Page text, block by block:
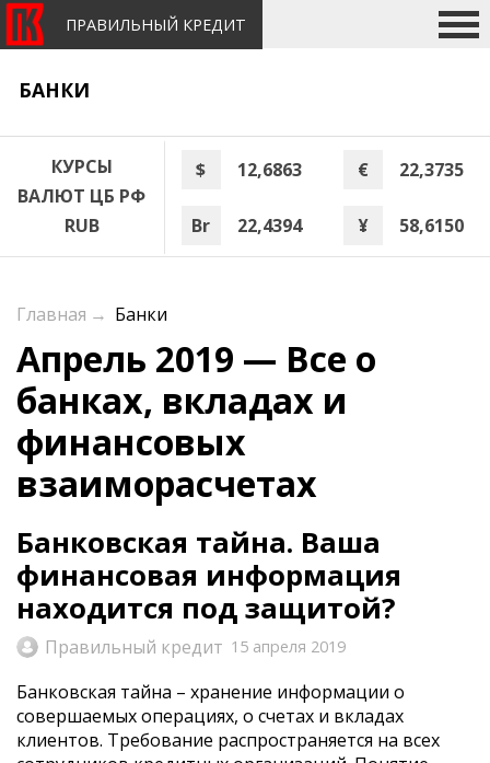
ПРАВИЛЬНЫЙ КРЕДИТ
БАНКИ
КУРСЫ
ВАЛЮТ ЦБ РФ
RUB
$ 12,6863 € 22,3735
Br 22,4394 ¥ 58,6150
Главная → Банки
Апрель 2019 — Все о
банках, вкладах и
финансовых
взаиморасчетах
Банковская тайна. Ваша
финансовая информация
находится под защитой?
Правильный кредит 15 апреля 2019
Банковская тайна – хранение информации о
совершаемых операциях, о счетах и вкладах
клиентов. Требование распространяется на всех